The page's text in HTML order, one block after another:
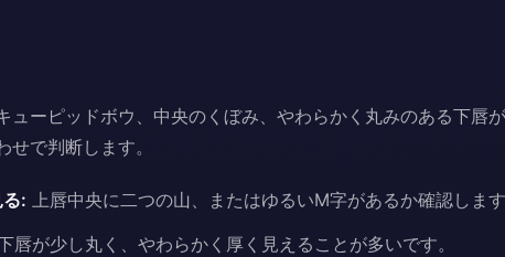
ューピッドボウ、中央のくぼみ、やわらかく丸みのある下唇
せで判断します。
: 上唇中央に二つの山、またはゆるいM字があるか確認します
唇が少し丸く、やわらかく厚く見えることが多いです。